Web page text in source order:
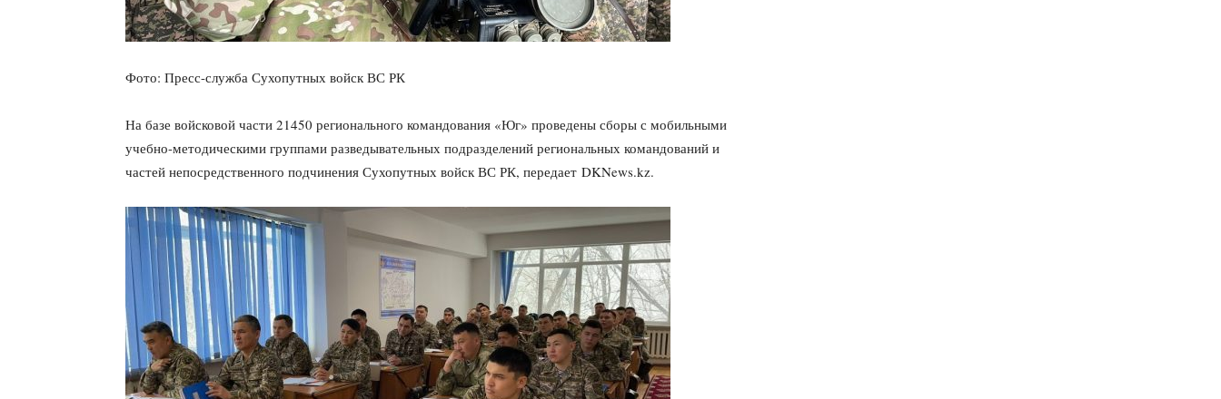
Фото: Пресс-служба Сухопутных войск ВС РК
На базе войсковой части 21450 регионального командования «Юг» проведены сборы с мобильными
учебно-методическими группами разведывательных подразделений региональных командований и
частей непосредственного подчинения Сухопутных войск ВС РК, передает DKNews.kz.